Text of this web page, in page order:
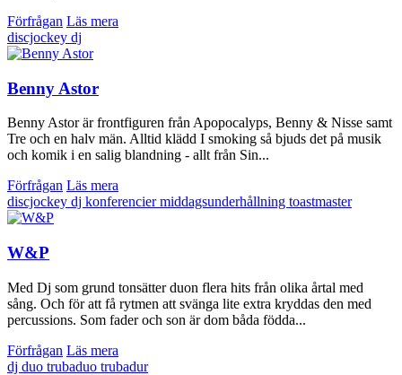
Förfrågan Läs mera
discjockey dj
Benny Astor
Benny Astor är frontfiguren från Apopocalyps, Benny & Nisse samt
Tre och en halv män. Alltid klädd I smoking så bjuds det på musik
och komik i en salig blandning - allt från Sin...
Förfrågan Läs mera
discjockey dj konferenciermiddagsunderhållning toastmaster
W&P
Med Dj som grund tonsätter duon flera hits från olika årtal med
sång. Och för att få rytmen att svänga lite extra kryddas den med
percussions. Som fader och son är dom båda födda...
Förfrågan Läs mera
dj duo trubaduo trubadur